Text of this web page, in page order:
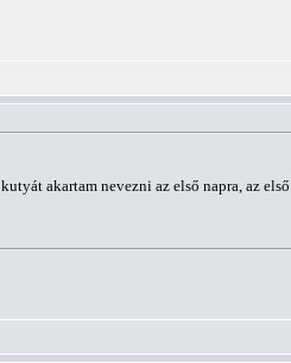
akartam nevezni az első napra, az